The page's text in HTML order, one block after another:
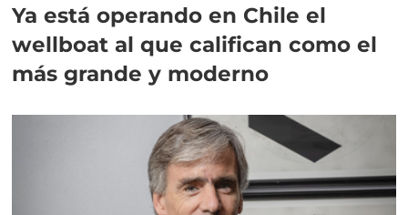
Ya está operando en Chile el
wellboat al que califican como el
más grande y moderno